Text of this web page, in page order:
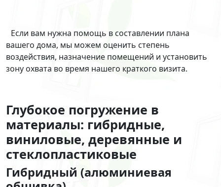
Если вам нужна помощь в составлении плана
вашего дома, мы можем оценить степень
воздействия, назначение помещений и установить
зону охвата во время нашего краткого визита.
Глубокое погружение в
материалы: гибридные,
виниловые, деревянные и
стеклопластиковые
Гибридный (алюминиевая